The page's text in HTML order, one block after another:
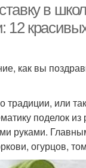
в
как вы
традиции, или
поделок
руками.
огурцов,